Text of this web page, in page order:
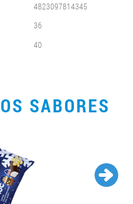
4823097814345
36
40
SABORES